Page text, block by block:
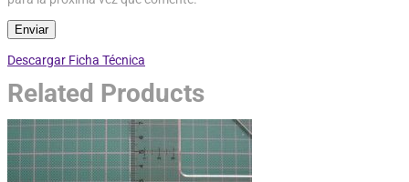
Descargar Ficha Técnica
Related Products